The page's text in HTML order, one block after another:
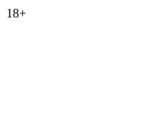
18+